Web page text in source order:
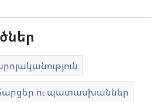
ու պատասխաններ